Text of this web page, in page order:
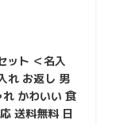
ット ＜名入
れ お返し 男
かわいい 食
送料無料 日